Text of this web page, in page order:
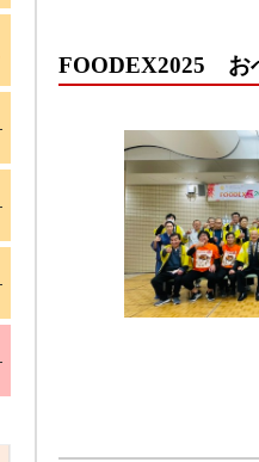
FOODEX2025 お